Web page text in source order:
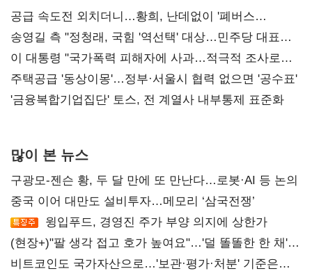
공급 속도전 외치더니…황희, 난데없이 '폐버스
리모델링' 제안
송영길 측 "정청래, 국힘 '역선택' 대상…민주당 대표로
총선 지휘 못해"
이 대통령 "국가폭력 피해자에 사과…적극적 조사로
진실 밝혀야"
주택공급 '동상이몽'…정부·서울시 협력 없으면 '공수표'
'금융복합기업집단' 토스, 전 계열사 내부통제 표준화
많이 본 뉴스
구광모-젠슨 황, 두 달 만에 또 만난다…로봇·AI 등 논의
중국 이어 대만도 설비투자…메모리 ‘삼국전쟁’
윙입푸드, 경영진 주가 부양 의지에 상한가
(현장+)"팔 생각 접고 호가 높여요"…'덜 똘똘한 한 채'
20억 키맞추기
비트코인도 국가자산으로…'보관·평가·처분' 기준은